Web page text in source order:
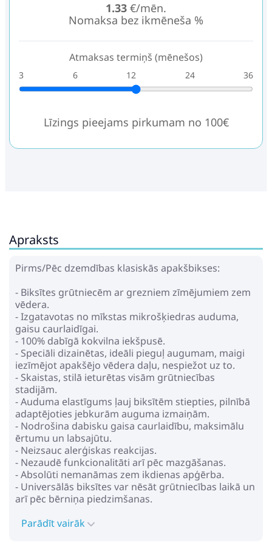
1.33 €/mēn.
Nomaksa bez ikmēneša %
Atmaksas termiņš (mēnešos)
3 6 12 24 36
Līzings pieejams pirkumam no 100€
Apraksts
Pirms/Pēc dzemdības klasiskās apakšbikses:
- Biksītes grūtniecēm ar grezniem zīmējumiem zem
vēdera.
- Izgatavotas no mīkstas mikrošķiedras auduma,
gaisu caurlaidīgai.
- 100% dabīgā kokvilna iekšpusē.
- Speciāli dizainētas, ideāli pieguļ augumam, maigi
iezīmējot apakšējo vēdera daļu, nespiežot uz to.
- Skaistas, stilā ieturētas visām grūtniecības
stadijām.
- Auduma elastīgums ļauj biksītēm stiepties, pilnībā
adaptējoties jebkurām auguma izmaiņām.
- Nodrošina dabisku gaisa caurlaidību, maksimālu
ērtumu un labsajūtu.
- Neizsauc alerģiskas reakcijas.
- Nezaudē funkcionalitāti arī pēc mazgāšanas.
- Absolūti nemanāmas zem ikdienas apģērba.
- Universālās biksītes var nēsāt grūtniecības laikā un
arī pēc bērniņa piedzimšanas.
Parādīt vairāk